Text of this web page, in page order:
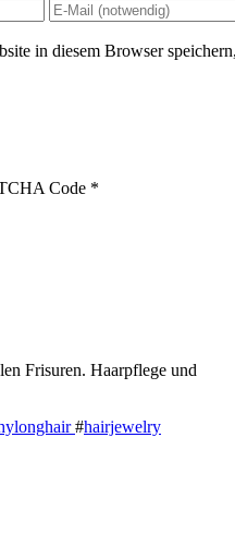
in diesem Browser
Code *
Frisuren. Haarpflege und
#hairjewelry